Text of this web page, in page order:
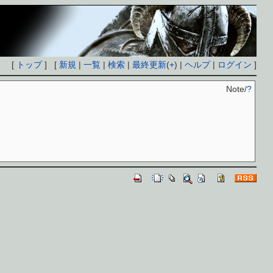
[ トップ] [ 新規 |一覧 |検索 |最終更新(+) |ヘルプ| ログイン ]
Note/?